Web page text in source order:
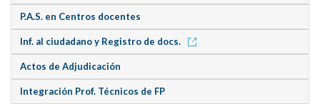
P.A.S. en Centros docentes
Inf. al ciudadano y Registro de docs.
Actos de Adjudicación
Integración Prof. Técnicos de FP